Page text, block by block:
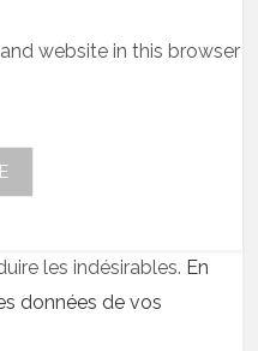
website in this browser
les indésirables. En
données de vos